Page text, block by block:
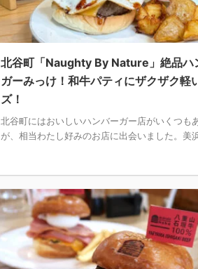
北谷町「Naughty By Nature」絶品ハ
ガーみっけ！和牛パティにザクザク軽
ズ！
北谷町にはおいしいハンバーガー店がいくつも
が、相当わたし好みのお店に出会いました。美